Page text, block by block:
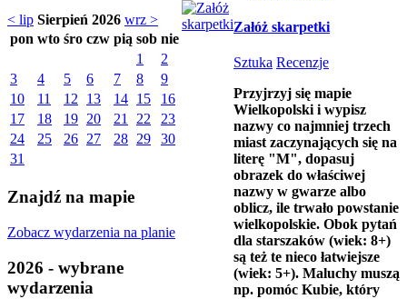
< lip Sierpień 2026 wrz >
pon wto śro czw pią sob nie
1
2
3
4 5 6 7 8
9
10
11 12 13 14 15
16
17
18 19 20 21 22
23
24
25 26 27 28 29
30
31
Znajdź na mapie
Zobacz wydarzenia na planie
2026 - wybrane
wydarzenia
Załóż skarpetki
Sztuka Recenzje
Przyjrzyj się mapie
Wielkopolski i wypisz
nazwy co najmniej trzech
miast zaczynających się na
literę "M", dopasuj
obrazek do właściwej
nazwy w gwarze albo
oblicz, ile trwało powstanie
wielkopolskie. Obok pytań
dla starszaków (wiek: 8+)
są też te nieco łatwiejsze
(wiek: 5+). Maluchy muszą
np. pomóc Kubie, który